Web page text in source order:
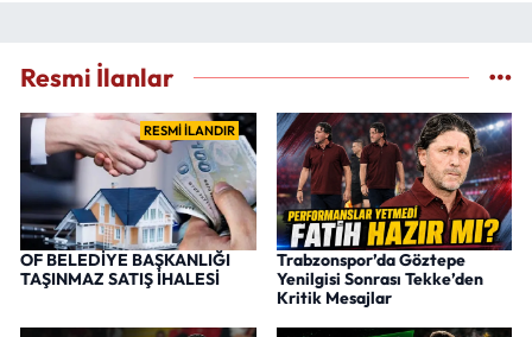
Resmi İlanlar
RESMİ İLANDIR
OF BELEDİYE BAŞKANLIĞI
TAŞINMAZ SATIŞ İHALESİ
Trabzonspor’da Göztepe
Yenilgisi Sonrası Tekke’den
Kritik Mesajlar